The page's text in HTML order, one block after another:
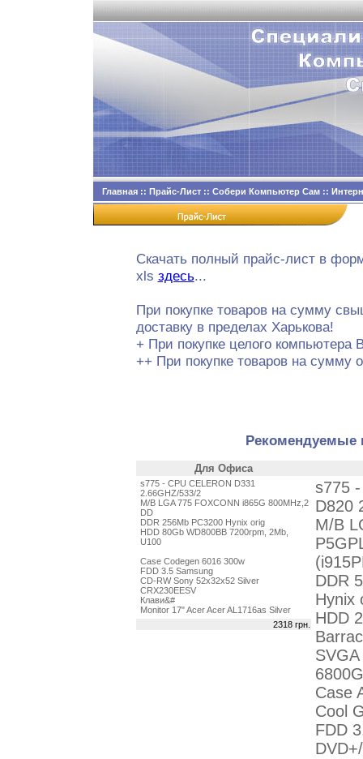
Главная :: Прайс-Лист :: Собери Компьютер Сам ::
Скачать полный прайс-лист в
xls здесь...
При покупке товаров на сумму
доставку в пределах Харькова!
+ При покупке целого компьютера
++ При покупке товаров на сумму
Рекомендуемые
Для Офиса
s775 - CPU CELERON D331
2.66GHZ/533/2
M/B LGA 775 FOXCONN i865G 800MHz,2
DD
DDR 256Mb PC3200 Hynix orig
HDD 80Gb WD800BB 7200rpm, 2Mb,
U100
Case Codegen 6016 300w
FDD 3.5 Samsung
CD-RW Sony 52x32x52 Silver
CRX230EESV
Клави&#
Monitor 17" Acer Acer AL1716as Silver
2318 грн.
s775
D820
M/B
DDR
Hynix
HDD
Case
Cool
FDD